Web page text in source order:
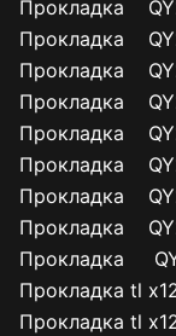
Прокладка
Прокладка
Прокладка
Прокладка
Прокладка
Прокладка
Прокладка
Прокладка
Прокладка
Прокладка tl
Прокладка tl